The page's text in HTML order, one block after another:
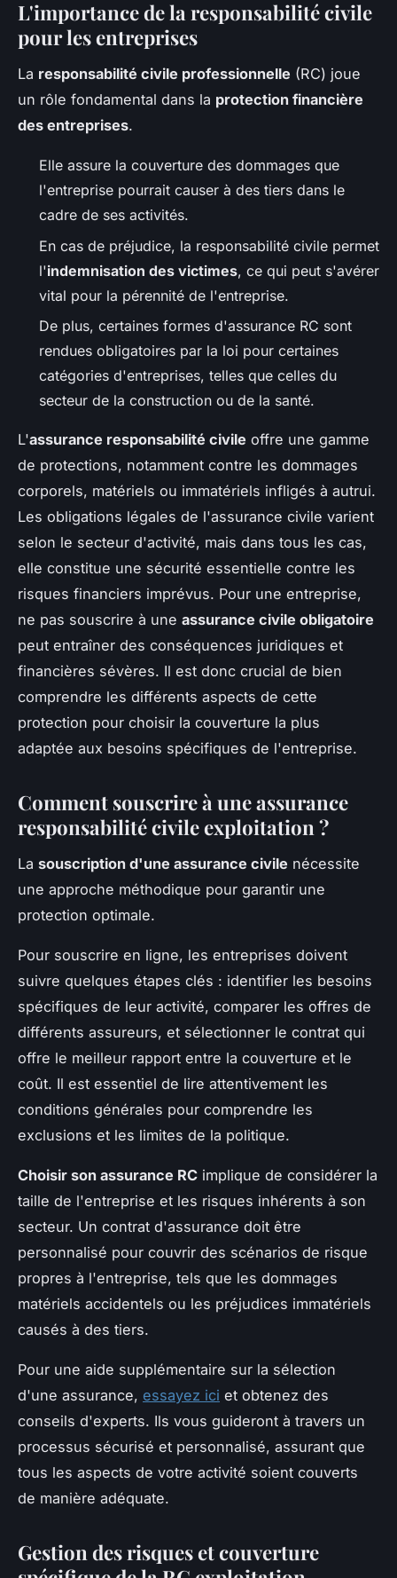
L'importance de la responsabilité civile
pour les entreprises
La responsabilité civile professionnelle (RC) joue
un rôle fondamental dans la protection financière
des entreprises.
Elle assure la couverture des dommages que
l'entreprise pourrait causer à des tiers dans le
cadre de ses activités.
En cas de préjudice, la responsabilité civile permet
l'indemnisation des victimes, ce qui peut s'avérer
vital pour la pérennité de l'entreprise.
De plus, certaines formes d'assurance RC sont
rendues obligatoires par la loi pour certaines
catégories d'entreprises, telles que celles du
secteur de la construction ou de la santé.
L'assurance responsabilité civile offre une gamme
de protections, notamment contre les dommages
corporels, matériels ou immatériels infligés à autrui.
Les obligations légales de l'assurance civile varient
selon le secteur d'activité, mais dans tous les cas,
elle constitue une sécurité essentielle contre les
risques financiers imprévus. Pour une entreprise,
ne pas souscrire à une assurance civile obligatoire
peut entraîner des conséquences juridiques et
financières sévères. Il est donc crucial de bien
comprendre les différents aspects de cette
protection pour choisir la couverture la plus
adaptée aux besoins spécifiques de l'entreprise.
Comment souscrire à une assurance
responsabilité civile exploitation ?
La souscription d'une assurance civile nécessite
une approche méthodique pour garantir une
protection optimale.
Pour souscrire en ligne, les entreprises doivent
suivre quelques étapes clés : identifier les besoins
spécifiques de leur activité, comparer les offres de
différents assureurs, et sélectionner le contrat qui
offre le meilleur rapport entre la couverture et le
coût. Il est essentiel de lire attentivement les
conditions générales pour comprendre les
exclusions et les limites de la politique.
Choisir son assurance RC implique de considérer la
taille de l'entreprise et les risques inhérents à son
secteur. Un contrat d'assurance doit être
personnalisé pour couvrir des scénarios de risque
propres à l'entreprise, tels que les dommages
matériels accidentels ou les préjudices immatériels
causés à des tiers.
Pour une aide supplémentaire sur la sélection
d'une assurance, essayez ici et obtenez des
conseils d'experts. Ils vous guideront à travers un
processus sécurisé et personnalisé, assurant que
tous les aspects de votre activité soient couverts
de manière adéquate.
Gestion des risques et couverture